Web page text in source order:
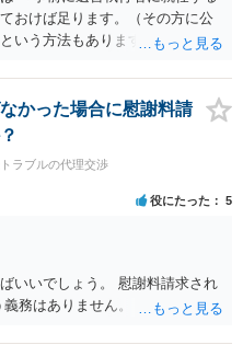
おけば足ります。（その方に公
いう方法もあります） 事前に了
行が完了したときの報酬だけ、
くなった際に、法務局に預けた自
のにされる可能性 ⇒自筆の遺言
法務局に遺言書の有無を照会す
けた自筆証書遺言の存在を親族
せん。 存在をなかったものにす
言者と面談してみないと判断が
かった場合に慰謝料請
ラブルの代理交渉
役にたった 5
いいでしょう。 慰謝料請求され
務はありません。